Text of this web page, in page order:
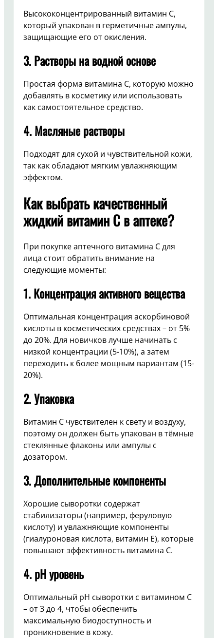
Высококонцентрированный витамин C,
который упакован в герметичные ампулы,
защищающие его от окисления.
3.Растворы на водной основе
Простая форма витамина C, которую можно
добавлять в косметику или использовать
как самостоятельное средство.
4.Масляные растворы
Подходят для сухой и чувствительной кожи,
так как обладают мягким увлажняющим
эффектом.
Как выбрать качественный
жидкий витамин C в аптеке?
При покупке аптечного витамина C для
лица стоит обратить внимание на
следующие моменты:
1. Концентрация активного вещества
Оптимальная концентрация аскорбиновой
кислоты в косметических средствах – от 5%
до 20%. Для новичков лучше начинать с
низкой концентрации (5-10%), а затем
переходить к более мощным вариантам (15-
20%).
2. Упаковка
Витамин C чувствителен к свету и воздуху,
поэтому он должен быть упакован в тёмные
стеклянные флаконы или ампулы с
дозатором.
3. Дополнительные компоненты
Хорошие сыворотки содержат
стабилизаторы (например, феруловую
кислоту) и увлажняющие компоненты
(гиалуроновая кислота, витамин E), которые
повышают эффективность витамина C.
4. pH уровень
Оптимальный pH сыворотки с витамином C
– от 3 до 4, чтобы обеспечить
максимальную биодоступность и
проникновение в кожу.